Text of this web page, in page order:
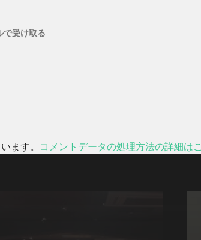
で受け取る
ます。 コメントデータの処理方法の詳細は